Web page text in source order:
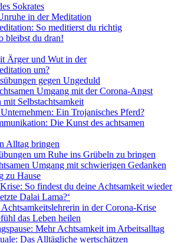
Sokrates
in der Meditation
So meditierst du richtig
bleibst du dran!
Ärger und Wut in der
um?
gegen Ungeduld
Umgang mit der Corona-Angst
mit Selbstachtsamkeit
Ein Trojanisches Pferd?
Die Kunst des achtsamen
Alltag bringen
um Ruhe ins Grübeln zu bringen
Umgang mit schwierigen Gedanken
zu Hause
So findest du deine Achtsamkeit wieder
Dalai Lama?‘
Achtsamkeitslehrerin in der Corona-Krise
das Leben heilen
Mehr Achtsamkeit im Arbeitsalltag
Das Alltägliche wertschätzen